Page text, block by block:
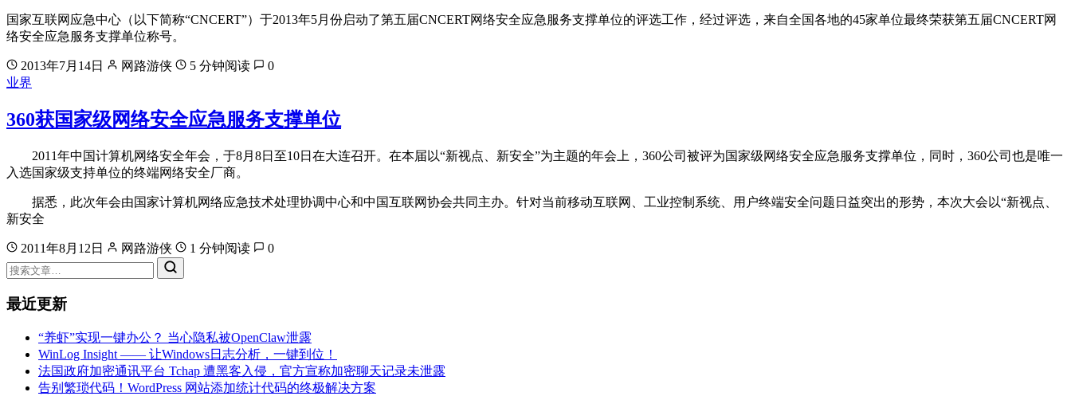
国家互联网应急中心（以下简称“CNCERT”）于2013年5月份启动了第五届CNCERT网络安全应急服务支撑单位的评选工作，经过评选，来自全国各地的45家单位最终荣获第五届CNCERT网
络安全应急服务支撑单位称号。
2013年7月14日 网路游侠 5 分钟阅读
0
业界
360获国家级网络安全应急服务支撑单位
2011年中国计算机网络安全年会，于8月8日至10日在大连召开。在本届以“新视点、新安全”为主题的年会上，360公司被评为国家级网络安全应急服务支撑单位，同时，360公司也是唯一
入选国家级支持单位的终端网络安全厂商。
据悉，此次年会由国家计算机网络应急技术处理协调中心和中国互联网协会共同主办。针对当前移动互联网、工业控制系统、用户终端安全问题日益突出的形势，本次大会以“新视点、
新安全
2011年8月12日 网路游侠 1 分钟阅读 0
最近更新
“养虾”实现一键办公？ 当心隐私被OpenClaw泄露
WinLog Insight —— 让Windows日志分析，一键到位！
法国政府加密通讯平台 Tchap 遭黑客入侵，官方宣称加密聊天记录未泄露
告别繁琐代码！WordPress 网站添加统计代码的终极解决方案